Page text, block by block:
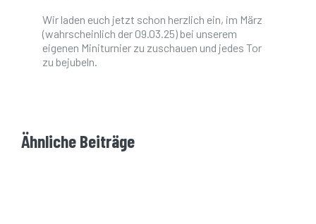
Wir laden euch jetzt schon herzlich ein, im März
(wahrscheinlich der 09.03.25) bei unserem
eigenen Miniturnier zu zuschauen und jedes Tor
zu bejubeln.
Ähnliche Beiträge